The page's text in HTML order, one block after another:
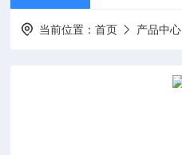
当前位置：首页 产品中心